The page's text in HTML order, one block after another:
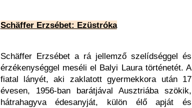
Schäffer Erzsébet: Ezüstróka
Schäffer Erzsébet a rá jellemző szelídséggel és
érzékenységgel meséli el Balyi Laura történetét. A
fiatal lányét, aki zaklatott gyermekkora után 17
évesen, 1956-ban barátjával Ausztriába szökik,
hátrahagyva édesanyját, külön élő apját és